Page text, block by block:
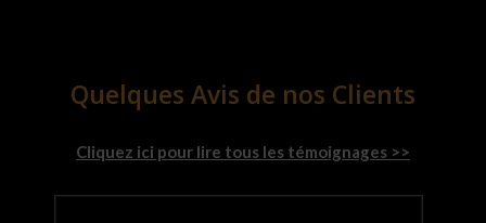
Quelques Avis de nos Clients
Cliquez ici pour lire tous les témoignages >>